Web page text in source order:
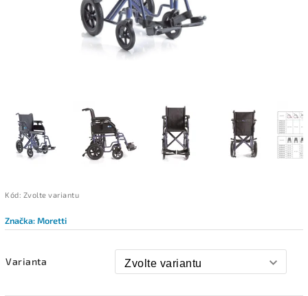
Kód: Zvolte variantu
Značka:Moretti
Varianta